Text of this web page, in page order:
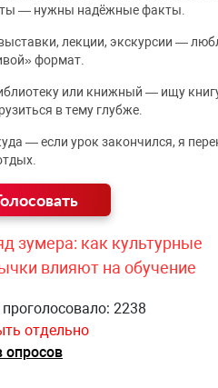
— нужны надёжные факты.
лекции, экскурсии —
формат.
или книжный — ищу
в тему глубже.
— если урок закончился, я
зумера: как культурные
влияют на обучение
проголосовало: 2238
отдельно
опросов